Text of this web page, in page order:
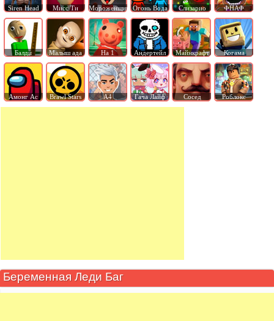
Siren Head Мисс Ти Мороженщик Огонь Вода Слизарио ФНАФ
Балди Малыш ада На 1 Андертейл Майнкрафт Когама
Амонг Ас Brawl Stars А4 Гача Лайф Сосед Роблокс
Беременная Леди Баг